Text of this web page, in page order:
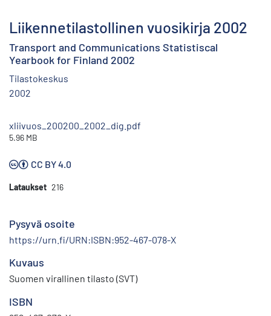
Liikennetilastollinen vuosikirja 2002
Transport and Communications Statistiscal
Yearbook for Finland 2002
Tilastokeskus
2002
xliivuos_200200_2002_dig.pdf
5.96 MB
CC BY 4.0
Lataukset 216
Pysyvä osoite
https://urn.fi/URN:ISBN:952-467-078-X
Kuvaus
Suomen virallinen tilasto (SVT)
ISBN